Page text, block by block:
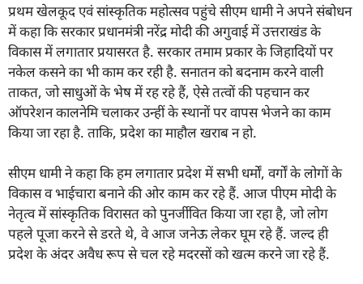
प्रथम खेलकूद एवं सांस्कृतिक महोत्सव पहुंचे सीएम धामी ने अपने संबोधन
में कहा कि सरकार प्रधानमंत्री नरेंद्र मोदी की अगुवाई में उत्तराखंड के
विकास में लगातार प्रयासरत है. सरकार तमाम प्रकार के जिहादियों पर
नकेल कसने का भी काम कर रही है. सनातन को बदनाम करने वाली
ताकत, जो साधुओं के भेष में रह रहे हैं, ऐसे तत्वों की पहचान कर
ऑपरेशन कालनेमि चलाकर उन्हीं के स्थानों पर वापस भेजने का काम
किया जा रहा है. ताकि, प्रदेश का माहौल खराब न हो.
सीएम धामी ने कहा कि हम लगातार प्रदेश में सभी धर्मों, वर्गों के लोगों के
विकास व भाईचारा बनाने की ओर काम कर रहे हैं. आज पीएम मोदी के
नेतृत्व में सांस्कृतिक विरासत को पुनर्जीवित किया जा रहा है, जो लोग
पहले पूजा करने से डरते थे, वे आज जनेऊ लेकर घूम रहे हैं. जल्द ही
प्रदेश के अंदर अवैध रूप से चल रहे मदरसों को खत्म करने जा रहे हैं.